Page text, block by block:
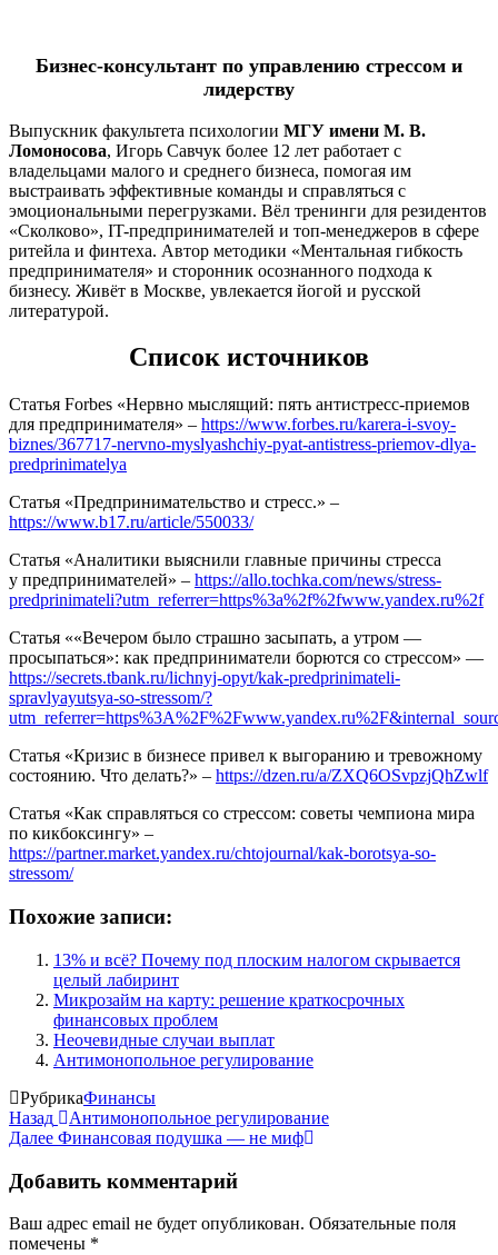
Бизнес-консультант по управлению стрессом и
лидерству
Выпускник факультета психологии МГУ имени М. В.
Ломоносова, Игорь Савчук более 12 лет работает с
владельцами малого и среднего бизнеса, помогая им
выстраивать эффективные команды и справляться с
эмоциональными перегрузками. Вёл тренинги для резидентов
«Сколково», IT-предпринимателей и топ-менеджеров в сфере
ритейла и финтеха. Автор методики «Ментальная гибкость
предпринимателя» и сторонник осознанного подхода к
бизнесу. Живёт в Москве, увлекается йогой и русской
литературой.
Список источников
Статья Forbes «Нервно мыслящий: пять антистресс-приемов
для предпринимателя» – https://www.forbes.ru/karera-i-svoy-
biznes/367717-nervno-myslyashchiy-pyat-antistress-priemov-dlya-
predprinimatelya
Статья «Предпринимательство и стресс.» –
https://www.b17.ru/article/550033/
Статья «Аналитики выяснили главные причины стресса
у предпринимателей» – https://allo.tochka.com/news/stress-
predprinimateli?utm_referrer=https%3a%2f%2fwww.yandex.ru%2f
Статья ««Вечером было страшно засыпать, а утром —
просыпаться»: как предприниматели борются со стрессом» —
https://secrets.tbank.ru/lichnyj-opyt/kak-predprinimateli-
spravlyayutsya-so-stressom/?
Статья «Кризис в бизнесе привел к выгоранию и тревожному
состоянию. Что делать?» – https://dzen.ru/a/ZXQ6OSvpzjQhZwlf
Статья «Как справляться со стрессом: советы чемпиона мира
по кикбоксингу» –
https://partner.market.yandex.ru/chtojournal/kak-borotsya-so-
stressom/
Похожие записи:
13% и всё? Почему под плоским налогом скрывается
целый лабиринт
Микрозайм на карту: решение краткосрочных
финансовых проблем
Неочевидные случаи выплат
Антимонопольное регулирование
РубрикаФинансы
Навигация
по
записям
Предыдущая
запись
Назад
Антимонопольное регулирование
Следующая
Далее Финансовая подушка — не миф
Добавить комментарий
Ваш адрес email не будет опубликован. Обязательные поля
помечены *